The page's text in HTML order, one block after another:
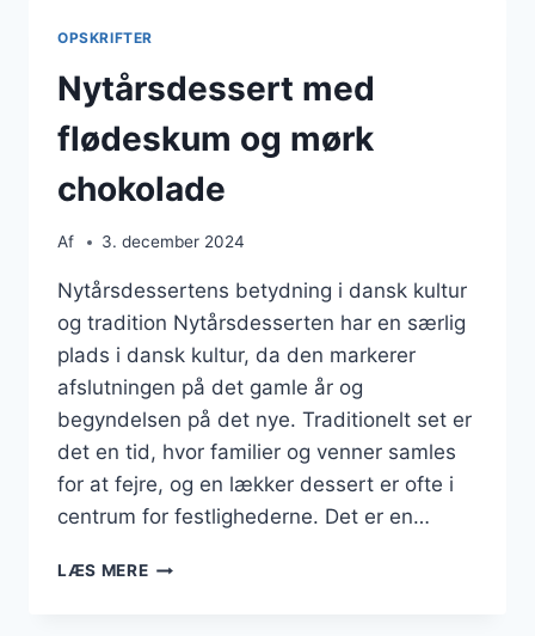
OPSKRIFTER
Nytårsdessert med
flødeskum og mørk
chokolade
Af 3. december 2024
Nytårsdessertens betydning i dansk kultur
og tradition Nytårsdesserten har en særlig
plads i dansk kultur, da den markerer
afslutningen på det gamle år og
begyndelsen på det nye. Traditionelt set er
det en tid, hvor familier og venner samles
for at fejre, og en lækker dessert er ofte i
centrum for festlighederne. Det er en…
LÆS MERENYTÅRSDESSERT